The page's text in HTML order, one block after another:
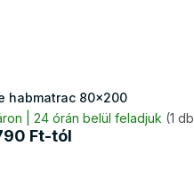
habmatrac 80x200
| 24 órán belül feladjuk (1
Ft-tól